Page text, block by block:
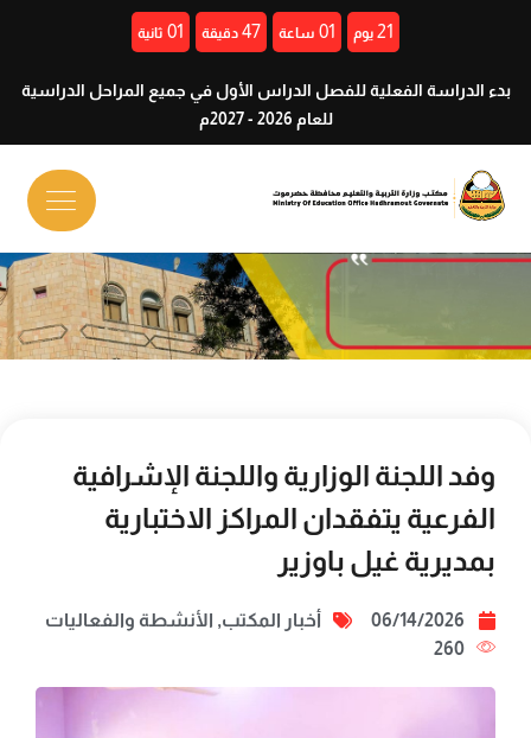
21 يوم 01 ساعة 47 دقيقة 00 ثانية
بدء الدراسة الفعلية للفصل الدراس الأول في جميع المراحل الدراسية
للعام 2026 - 2027م
وفد اللجنة الوزارية واللجنة الإشرافية
الفرعية يتفقدان المراكز الاختبارية
بمديرية غيل باوزير
06/14/2026 أخبار المكتب, الأنشطة والفعاليات
260